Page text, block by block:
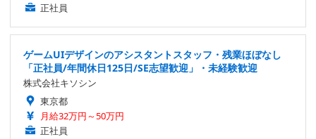
正社員
ゲームUIデザインのアシスタントスタッフ・残業ほぼなし
「正社員/年間休日125日/SE志望歓迎」・未経験歓迎
株式会社キソシン
東京都
月給32万円～50万円
正社員